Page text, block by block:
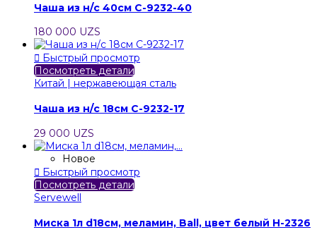
Чаша из н/с 40см C-9232-40
180 000 UZS
 Быстрый просмотр
Посмотреть детали
Китай | нержавеющая сталь
Чаша из н/с 18см C-9232-17
29 000 UZS
Новое
 Быстрый просмотр
Посмотреть детали
Servewell
Миска 1л d18см, меламин, Ball, цвет белый H-2326